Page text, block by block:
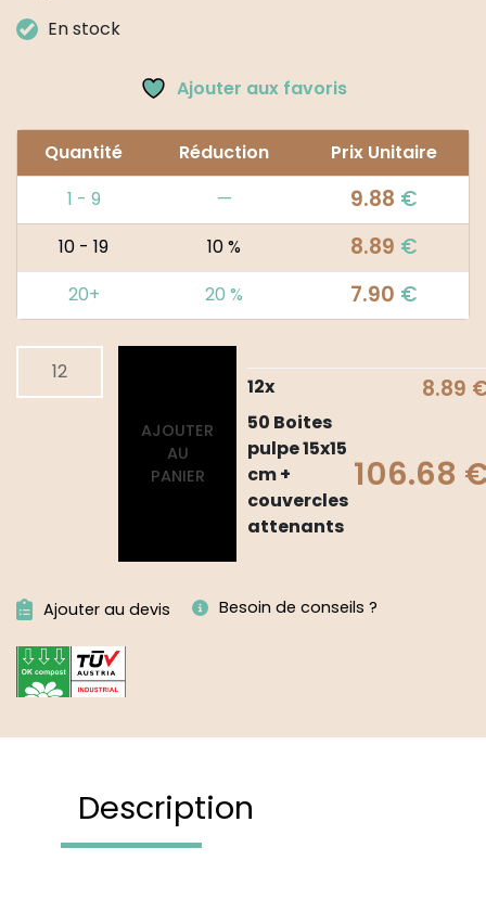
En stock
Ajouter aux favoris
Quantité Réduction
Prix Unitaire
1 - 9
— 9.88 €
10 - 19 10 % 8.89 €
20+ 20 % 7.90 €
AJOUTER
AU
PANIER
12x 8.89
50 Boites
pulpe 15x15
cm +
couvercles
attenants
106.68
Alternative:
Ajouter au devis Besoin de conseils ?
Description